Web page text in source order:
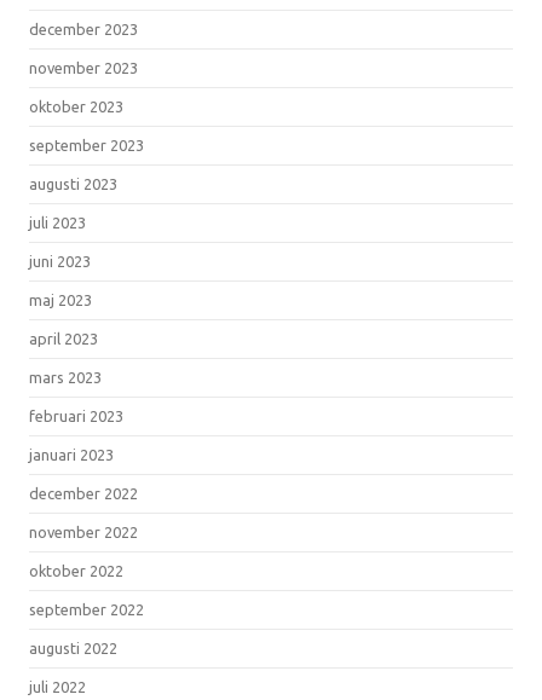
december 2023
november 2023
oktober 2023
september 2023
augusti 2023
juli 2023
juni 2023
maj 2023
april 2023
mars 2023
februari 2023
januari 2023
december 2022
november 2022
oktober 2022
september 2022
augusti 2022
juli 2022